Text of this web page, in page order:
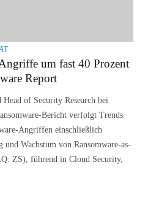
um fast 40 Prozent
Report
of Security Research bei
Bericht verfolgt Trends
Angriffen einschließlich
und Wachstum von Ransomware-as-
ZS), führend in Cloud Security,